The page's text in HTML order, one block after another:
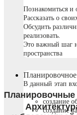
Познакомиться и
Рассказать о
Обсудить
реализовать.
Это важный шаг
пространства
В данный этап
создание
создание